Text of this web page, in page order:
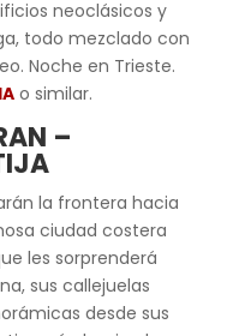
neoclásicos y
todo mezclado con
Noche en Trieste.
o similar.
–
la frontera hacia
ciudad costera
les sorprenderá
sus callejuelas
desde sus